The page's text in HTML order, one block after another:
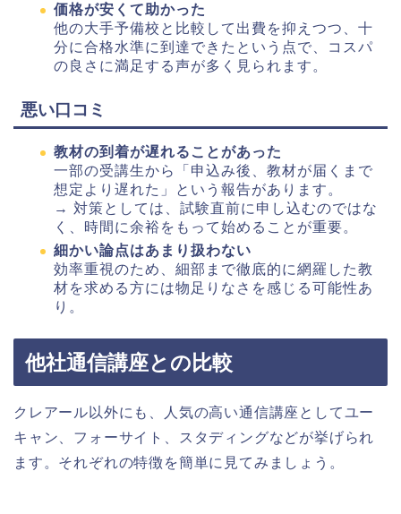
価格が安くて助かった
他の大手予備校と比較して出費を抑えつつ、十
分に合格水準に到達できたという点で、コスパ
の良さに満足する声が多く見られます。
悪い口コミ
教材の到着が遅れることがあった
一部の受講生から「申込み後、教材が届くまで
想定より遅れた」という報告があります。
→ 対策としては、試験直前に申し込むのではな
く、時間に余裕をもって始めることが重要。
細かい論点はあまり扱わない
効率重視のため、細部まで徹底的に網羅した教
材を求める方には物足りなさを感じる可能性あ
り。
他社通信講座との比較
クレアール以外にも、人気の高い通信講座としてユー
キャン、フォーサイト、スタディングなどが挙げられ
ます。それぞれの特徴を簡単に見てみましょう。